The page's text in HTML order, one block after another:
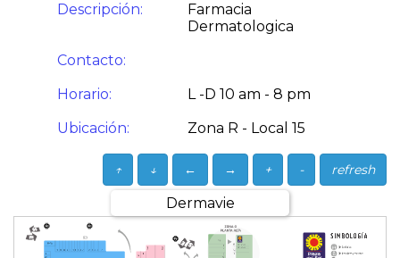
Descripción:
Farmacia
Dermatologica
Contacto:
Horario:
L -D 10 am - 8 pm
Ubicación:
Zona R - Local 15
refresh
-
+
→
←
↓
↑
Dermavie